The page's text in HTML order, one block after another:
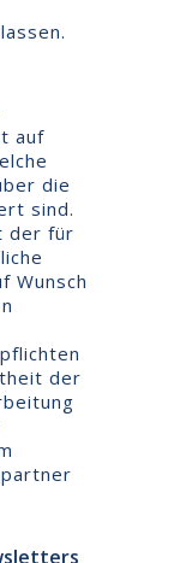
auf
die
sind.
der für
Wunsch
der